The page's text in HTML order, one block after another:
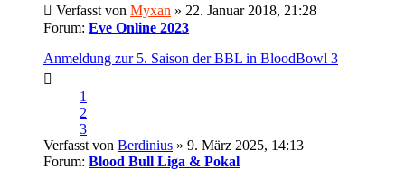
Verfasst von Myxan » 22. Januar 2018, 21:28
Forum: Eve Online 2023
Anmeldung zur 5. Saison der BBL in BloodBowl 3
1
2
3
Verfasst von Berdinius » 9. März 2025, 14:13
Forum: Blood Bull Liga & Pokal